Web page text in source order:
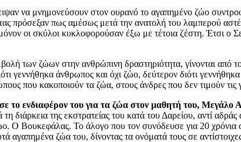
να μνημονεύσουν στον ουρανό το αγαπημένο ζώο
πρόσεξαν πως αμέσως μετά την ανατολή του λαμπερού
οι σκύλοι κυκλοφορούσαν έξω με τέτοια ζέστη. Έτσι
των ζώων στην ανθρώπινη δραστηριότητα, γίνονται
γεννήθηκα άνθρωπος και όχι ζώο, δεύτερον διότι
που κακοποιούν τα ζώα, στους άνδρες που δεν τιμούν
το ενδιαφέρον του για τα ζώα στον μαθητή του, Μεγάλο
διάρκεια της εκστρατείας του κατά του Δαρείου, αντί
Βουκεφάλας. Το άλογο που τον συνόδευσε για 20 χρόνια
ζώα του, δίνοντας τα ονόματά τους σε